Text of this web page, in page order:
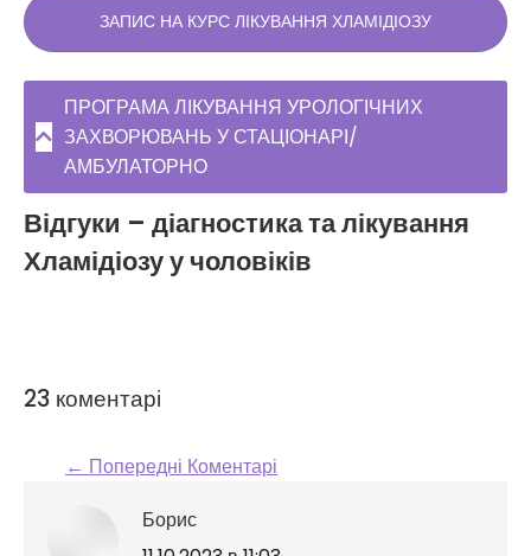
ЗАПИС НА КУРС ЛІКУВАННЯ ХЛАМІДІОЗУ
ПРОГРАМА ЛІКУВАННЯ УРОЛОГІЧНИХ
ЗАХВОРЮВАНЬ У СТАЦІОНАРІ/
АМБУЛАТОРНО
Відгуки – діагностика та лікування
Хламідіозу у чоловіків
23 коментарі
Comment navigation
← Попередні Коментарі
Борис